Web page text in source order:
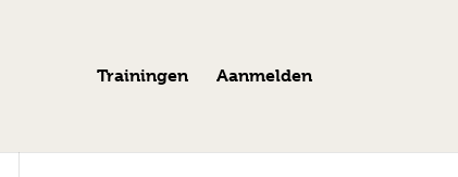
Trainingen Aanmelden